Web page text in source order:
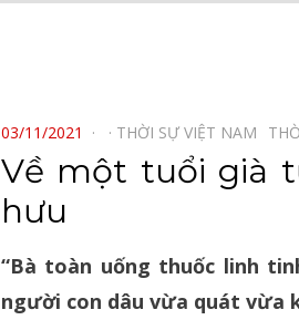
POSTED
ON
03/11/2021 THỜI SỰ VIỆT NAM⠀
Về một tuổi già
hưu
“Bà toàn uống thuốc linh
người con dâu vừa quát vừa